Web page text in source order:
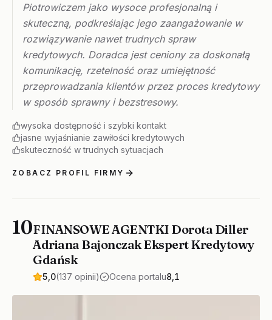
Piotrowiczem jako wysoce profesjonalną i
skuteczną, podkreślając jego zaangażowanie w
rozwiązywanie nawet trudnych spraw
kredytowych. Doradca jest ceniony za doskonałą
komunikację, rzetelność oraz umiejętność
przeprowadzania klientów przez proces kredytowy
w sposób sprawny i bezstresowy.
wysoka dostępność i szybki kontakt
jasne wyjaśnianie zawiłości kredytowych
skuteczność w trudnych sytuacjach
ZOBACZ PROFIL FIRMY
10FINANSOWE AGENTKI Dorota Diller
Adriana Bajonczak Ekspert Kredytowy
Gdańsk
5,0(137 opinii) Ocena portalu8,1